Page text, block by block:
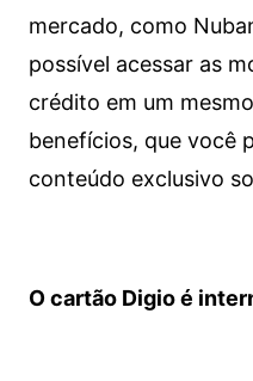
mercado, como
possível acessar as
crédito em um
benefícios, que você
conteúdo exclusivo
O cartão Digio é